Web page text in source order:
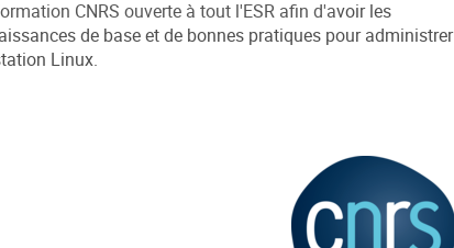
CNRS ouverte à tout l'ESR afin d'avoir les
de base et de bonnes pratiques pour administrer
Linux.